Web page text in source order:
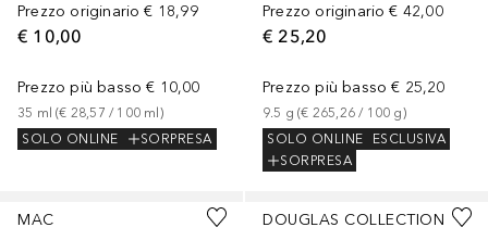
Prezzo originario € 18,99
€ 10,00
Prezzo più basso € 10,00
35 ml (€ 28,57 / 100 ml)
SOLO ONLINE
SORPRESA
Prezzo originario € 42,00
€ 25,20
Prezzo più basso € 25,20
9.5 g (€ 265,26 / 100 g)
SOLO ONLINE
ESCLUSIVA
SORPRESA
MAC
DOUGLAS COLLECTION